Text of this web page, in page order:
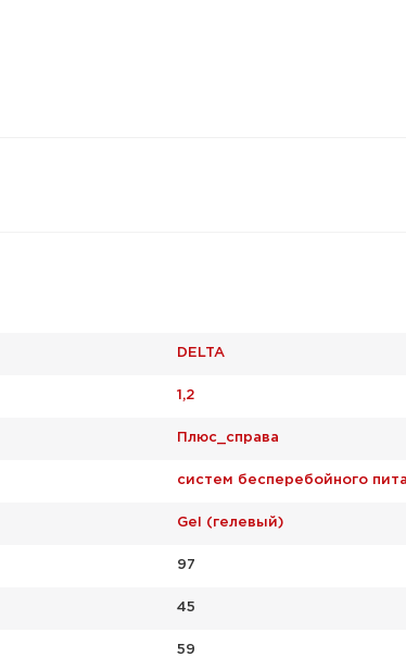
DELTA
1,2
Плюс_справа
систем бесперебойного
Gel (гелевый)
97
45
59